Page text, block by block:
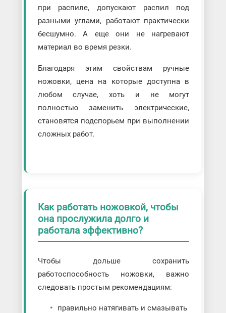
при распиле, допускают распил под
разными углами, работают практически
бесшумно. А еще они не нагревают
материал во время резки.
Благодаря этим свойствам ручные
ножовки, цена на которые доступна в
любом случае, хоть и не могут
полностью заменить электрические,
становятся подспорьем при выполнении
сложных работ.
Как работать ножовкой, чтобы
она прослужила долго и
работала эффективно?
Чтобы дольше сохранить
работоспособность ножовки, важно
следовать простым рекомендациям:
правильно натягивать и смазывать